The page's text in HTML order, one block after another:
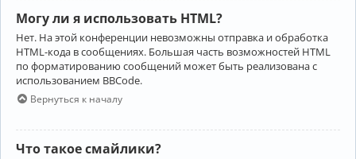
Могу ли я использовать HTML?
Нет. На этой конференции невозможны отправка и обработка
HTML-кода в сообщениях. Большая часть возможностей HTML
по форматированию сообщений может быть реализована с
использованием BBCode.
Вернуться к началу
Что такое смайлики?